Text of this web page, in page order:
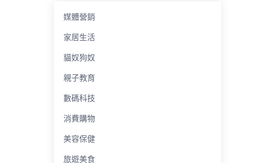
媒體營銷
家居生活
貓奴狗奴
親子教育
數碼科技
消費購物
美容保健
旅遊美食